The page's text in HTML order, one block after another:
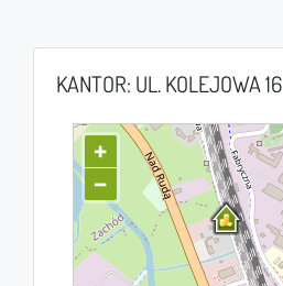
KANTOR: UL. KOLEJOWA 16
+
−